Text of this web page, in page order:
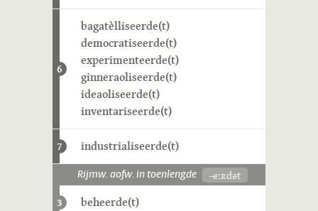
6
bagatèlliseerde(t)
democratiseerde(t)
experimenteerde(t)
ginneraoliseerde(t)
ideaoliseerde(t)
inventariseerde(t)
7 industrialiseerde(t)
Rijmw. aofw. in toenlengde -eːʀdət
3 beheerde(t)